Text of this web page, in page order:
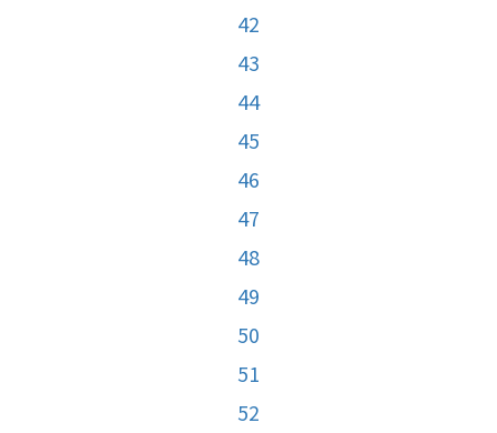
42
43
44
45
46
47
48
49
50
51
52